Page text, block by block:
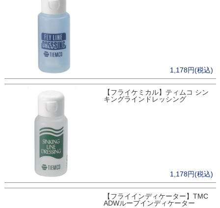
1,178円(税込)
【フライケミカル】ティムコ シン
キングラインドレッシング
1,178円(税込)
【フライインディケーター】TMC
ADWループインディケーター